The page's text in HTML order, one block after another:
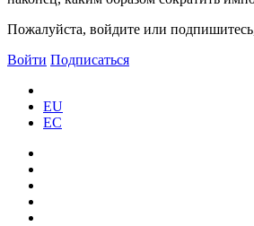
Пожалуйста, войдите или
Войти Подписаться
EU
ЕС